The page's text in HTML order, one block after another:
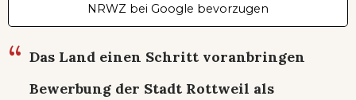
NRWZ bei Google bevorzugen
Das Land einen Schritt voranbringen
Bewerbung der Stadt Rottweil als